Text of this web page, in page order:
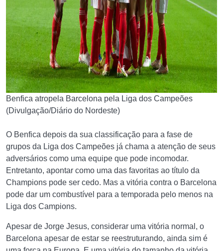
Benfica atropela Barcelona pela Liga dos Campeões
(Divulgação/Diário do Nordeste)
O Benfica depois da sua classificação para a fase de
grupos da Liga dos Campeões já chama a atenção de seus
adversários como uma equipe que pode incomodar.
Entretanto, apontar como uma das favoritas ao título da
Champions pode ser cedo. Mas a vitória contra o Barcelona
pode dar um combustível para a temporada pelo menos na
Liga dos Campions.
Apesar de Jorge Jesus, considerar uma vitória normal, o
Barcelona apesar de estar se reestruturando, ainda sim é